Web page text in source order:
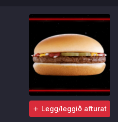
Legg/leggið afturat